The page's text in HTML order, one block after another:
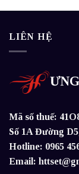
LIÊN HỆ
Mã số thuế:
Số 1A Đường
Hotline: 0965
Email: